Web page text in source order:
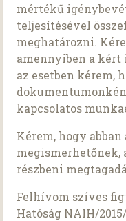
mértékű
teljesítésével
meghatározni.
amennyiben a
az esetben kérem,
kapcsolatos
Kérem, hogy
megismerhetőnek,
részbeni
Felhívom szíves
Hatóság NAIH/